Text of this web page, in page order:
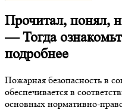
Прочитал, понял,
— Тогда
подробнее
Пожарная безопасность в
обеспечивается в
основных нормативно-